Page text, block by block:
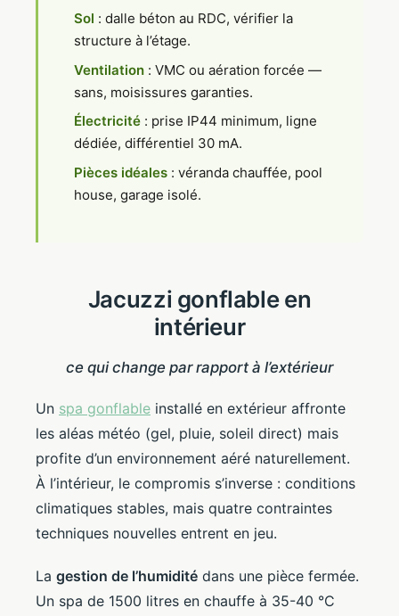
Sol : dalle béton au RDC, vérifier la
structure à l’étage.
Ventilation : VMC ou aération forcée —
sans, moisissures garanties.
Électricité : prise IP44 minimum, ligne
dédiée, différentiel 30 mA.
Pièces idéales : véranda chauffée, pool
house, garage isolé.
Jacuzzi gonflable en
intérieur
ce qui change par rapport à l’extérieur
Un spa gonflable installé en extérieur affronte
les aléas météo (gel, pluie, soleil direct) mais
profite d’un environnement aéré naturellement.
À l’intérieur, le compromis s’inverse : conditions
climatiques stables, mais quatre contraintes
techniques nouvelles entrent en jeu.
La gestion de l’humidité dans une pièce fermée.
Un spa de 1500 litres en chauffe à 35-40 °C